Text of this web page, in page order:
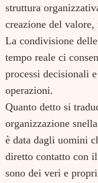
struttura
creazione del
La condivisione
tempo reale ci
processi decisionali
operazioni.
Quanto detto si
organizzazione
è data dagli uomini
diretto contatto con
sono dei veri e